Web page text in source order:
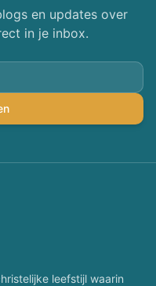
en updates over
in je inbox.
leefstijl waarin